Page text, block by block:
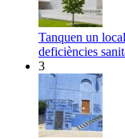
Tanquen un
deficiències
3